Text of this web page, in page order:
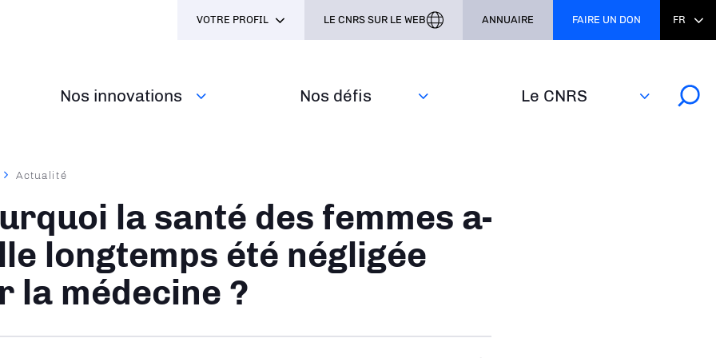
Nos innovations Nos défis‎ Le CNRS
VOTRE PROFIL LE CNRS SUR LE WEB ANNUAIRE FAIRE UN DON FR
Actualité
la santé des femmes a-
longtemps été négligée
la médecine ?